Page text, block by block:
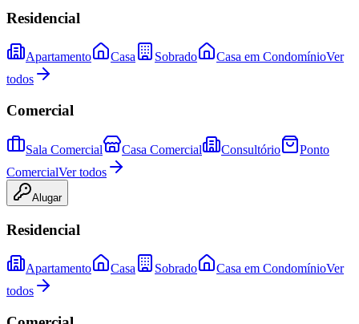
Residencial
Apartamento Casa Sobrado Casa em CondomínioVer
todos
Comercial
Sala Comercial Casa Comercial Consultório
Ponto
ComercialVer todos
Alugar
Residencial
Apartamento Casa Sobrado Casa em CondomínioVer
todos